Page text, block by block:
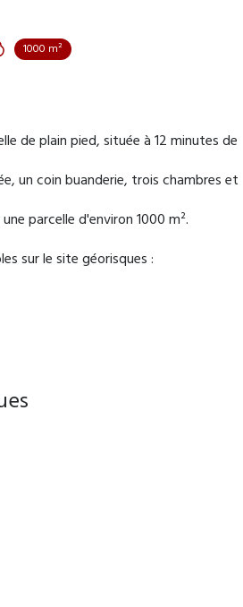
1000 m²
de plain pied, située à 12 minutes de
un coin buanderie, trois chambres et
parcelle d'environ 1000 m².
sur le site géorisques :